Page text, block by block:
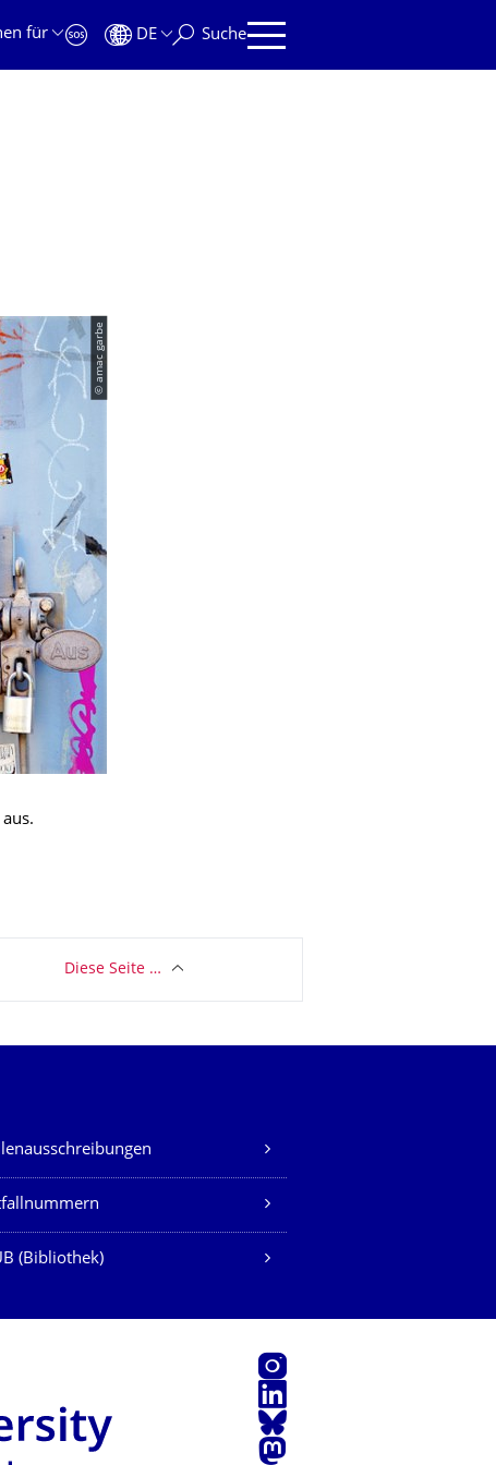
für
DE Suche
© amac garbe
Diese Seite …
(Bibliothek)
Instagram
LinkedIn
Bluesky
Mastodon